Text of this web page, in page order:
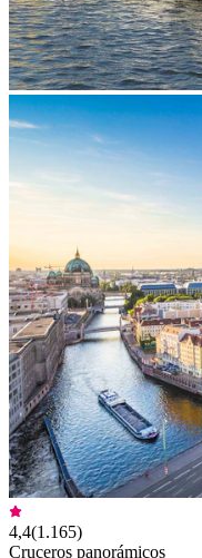
4,4(1.165)
Cruceros panorámicos